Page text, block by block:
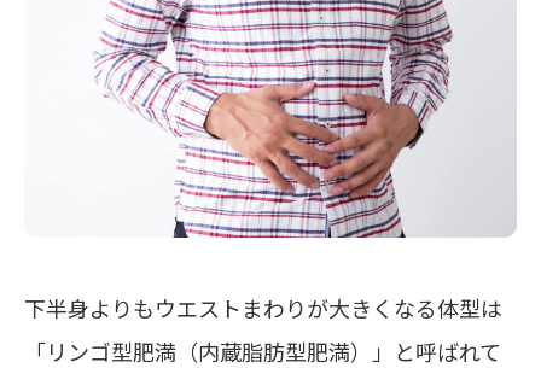
下半身よりもウエストまわりが大きくなる体型は
「リンゴ型肥満（内蔵脂肪型肥満）」 と呼ばれて